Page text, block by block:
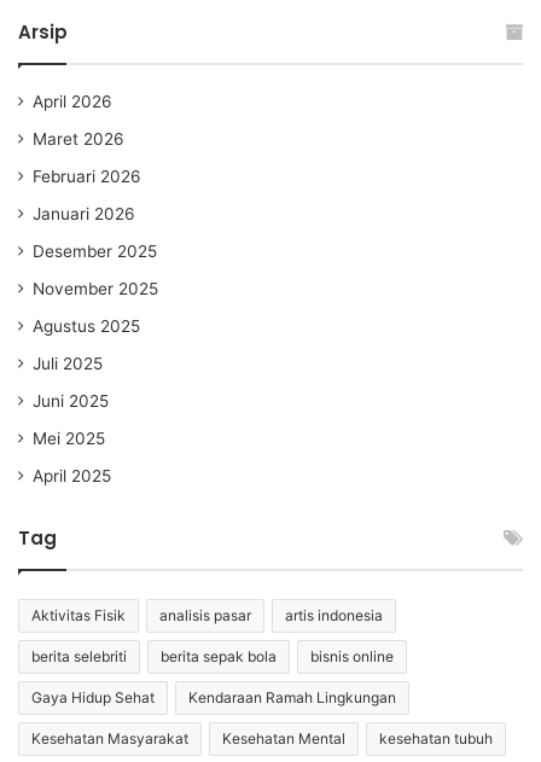
Arsip
April 2026
Maret 2026
Februari 2026
Januari 2026
Desember 2025
November 2025
Agustus 2025
Juli 2025
Juni 2025
Mei 2025
April 2025
Tag
Aktivitas Fisik analisis pasar artis indonesia
berita selebriti berita sepak bola bisnis online
Gaya Hidup Sehat Kendaraan Ramah Lingkungan
Kesehatan Masyarakat Kesehatan Mental kesehatan tubuh